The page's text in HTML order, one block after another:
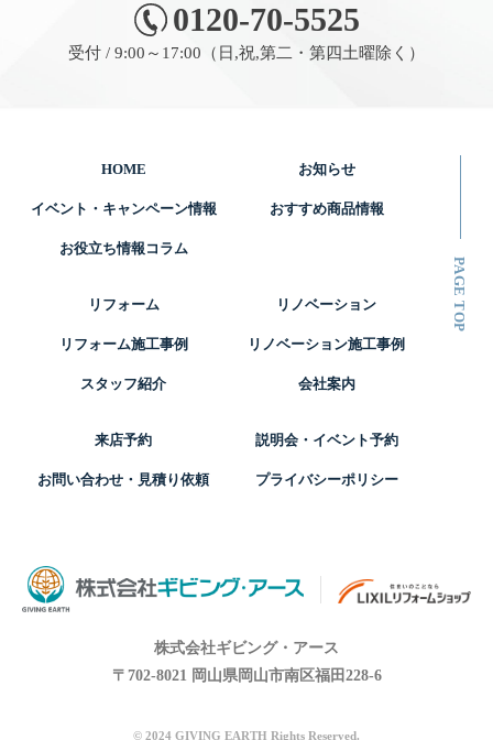
0120-70-5525
受付 / 9:00～17:00（日,祝,第二・第四土曜除く）
HOME お知らせ
イベント・キャンペーン情報 おすすめ商品情報
お役立ち情報コラム
リフォーム リノベーション
リフォーム施工事例 リノベーション施工事例
スタッフ紹介 会社案内
来店予約 説明会・イベント予約
お問い合わせ・見積り依頼 プライバシーポリシー
株式会社ギビング・アース
〒702-8021 岡山県岡山市南区福田228-6
© 2024 GIVING EARTH Rights Reserved.